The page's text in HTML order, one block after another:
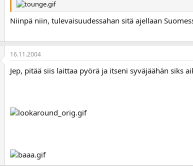
Niinpä niin, tulevaisuudessahan sitä ajellaan
16.11.2004
Jep, pitää siis laittaa pyörä ja itseni syväjäähän siks